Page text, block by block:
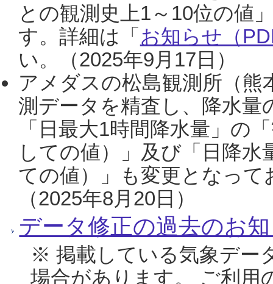
との観測史上1～10位の値
す。詳細は「 お知らせ（
い。（2025年9月17日）
アメダスの松島観測所（熊
測データを精査し、降水
「日最大1時間降水量」の
しての値）」及び「日降
ての値）」も変更となっ
（2025年8月20日）
データ修正の過去のお
※ 掲載している気象デー
場合があります。 ご利用